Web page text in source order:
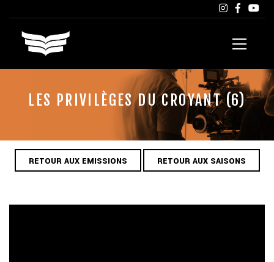
LES PRIVILÈGES DU CROYANT (6)
RETOUR AUX EMISSIONS RETOUR AUX SAISONS